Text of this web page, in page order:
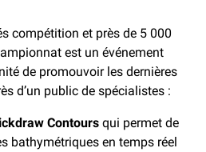
compétition et près de 5 000
est un événement
de promouvoir les dernières
d’un public de spécialistes :
Contours qui permet de
bathymétriques en temps réel